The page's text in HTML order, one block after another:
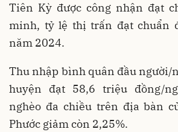
Tiên Kỳ được công nhận đạt
minh, tỷ lệ thị trấn đạt chuẩn
năm 2024.
Thu nhập bình quân đầu người/
huyện đạt 58,6 triệu đồng/
nghèo đa chiều trên địa bàn
Phước giảm còn 2,25%.